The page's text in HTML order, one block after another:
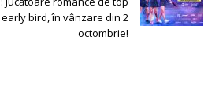
bird, în vânzare din 2
octombrie!